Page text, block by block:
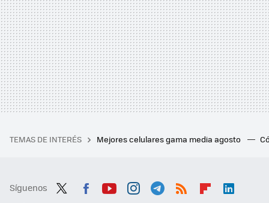
TEMAS DE INTERÉS Mejores celulares gama media agosto
Síguenos